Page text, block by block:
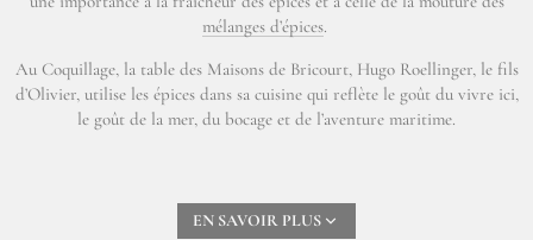
mélanges d’épices.
Au Coquillage, la table des Maisons de Bricourt, Hugo Roellinger, le fils
d’Olivier, utilise les épices dans sa cuisine qui reflète le goût du vivre ici,
le goût de la mer, du bocage et de l’aventure maritime.
EN SAVOIR PLUS